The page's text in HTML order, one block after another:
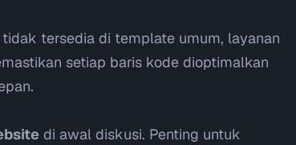
tersedia di template umum, layanan
setiap baris kode dioptimalkan
di awal diskusi. Penting untuk